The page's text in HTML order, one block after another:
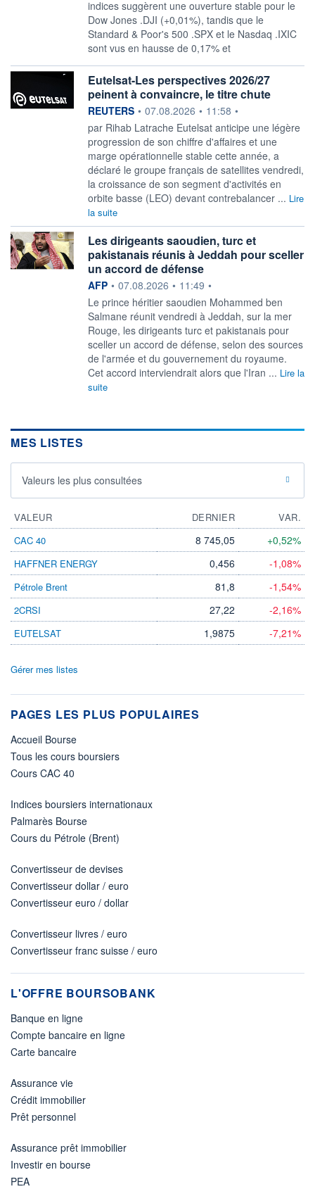
indices suggèrent une ouverture stable pour le
Dow Jones .DJI (+0,01%), tandis que le
Standard & Poor's 500 .SPX et le Nasdaq .IXIC
sont vus en hausse de 0,17% et
Eutelsat-Les perspectives 2026/27
peinent à convaincre, le titre chute
information fournie par
REUTERS • 07.08.2026 • 11:58 •
par Rihab Latrache Eutelsat anticipe une légère
progression ‌de son chiffre d'affaires et une
marge opérationnelle stable cette année, a
déclaré le groupe français de ​satellites vendredi,
la croissance de son segment d'activités en
orbite basse (LEO) devant contrebalancer ... Lire
la suite
Les dirigeants saoudien, turc et
pakistanais réunis à Jeddah pour sceller
un accord de défense
information fournie par
AFP • 07.08.2026 • 11:49 •
Le prince héritier saoudien Mohammed ben
Salmane réunit vendredi à Jeddah, sur la mer
Rouge, les dirigeants turc et pakistanais pour
sceller un accord de défense, selon des sources
de l'armée et du gouvernement du royaume.
Cet accord interviendrait alors que l'Iran ... Lire la
suite
MES LISTES
Valeurs les plus consultées
VALEUR DERNIER
VAR.
CAC 40
8 745,05 +0,52%
HAFFNER ENERGY 0,456 -1,08%
Pétrole Brent 81,8 -1,54%
2CRSI 27,22 -2,16%
EUTELSAT 1,9875 -7,21%
Gérer mes listes
PAGES LES PLUS POPULAIRES
Accueil Bourse
Tous les cours boursiers
Cours CAC 40
Indices boursiers internationaux
Palmarès Bourse
Cours du Pétrole (Brent)
Convertisseur de devises
Convertisseur dollar / euro
Convertisseur euro / dollar
Convertisseur livres / euro
Convertisseur franc suisse / euro
L'OFFRE BOURSOBANK
Banque en ligne
Compte bancaire en ligne
Carte bancaire
Assurance vie
Crédit immobilier
Prêt personnel
Assurance prêt immobilier
Investir en bourse
PEA